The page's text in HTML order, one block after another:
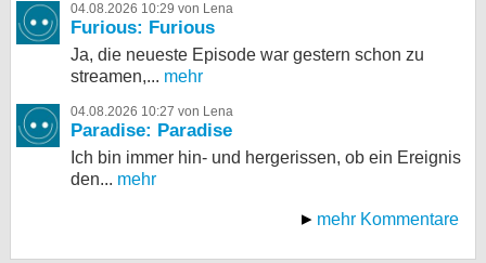
04.08.2026 10:29 von Lena
Furious: Furious
Ja, die neueste Episode war gestern schon zu
streamen,... mehr
04.08.2026 10:27 von Lena
Paradise: Paradise
Ich bin immer hin- und hergerissen, ob ein Ereignis
den... mehr
mehr Kommentare